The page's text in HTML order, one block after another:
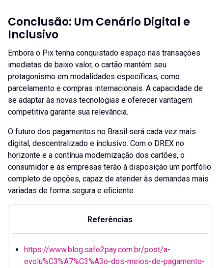
Conclusão: Um Cenário Digital e
Inclusivo
Embora o Pix tenha conquistado espaço nas transações
imediatas de baixo valor, o cartão mantém seu
protagonismo em modalidades específicas, como
parcelamento e compras internacionais. A capacidade de
se adaptar às novas tecnologias e oferecer vantagem
competitiva garante sua relevância.
O futuro dos pagamentos no Brasil será cada vez mais
digital, descentralizado e inclusivo. Com o DREX no
horizonte e a contínua modernização dos cartões, o
consumidor e as empresas terão à disposição um portfólio
completo de opções, capaz de atender às demandas mais
variadas de forma segura e eficiente.
Referências
https://www.blog.safe2pay.com.br/post/a-
evolu%C3%A7%C3%A3o-dos-meios-de-pagamento-